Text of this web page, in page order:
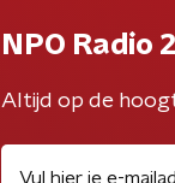
NPO Radio
Altijd op de